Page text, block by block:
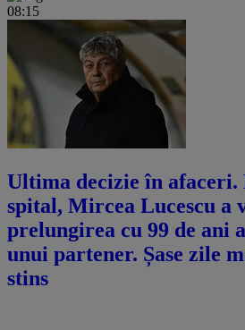
08:15
Ultima decizie în afaceri.
spital, Mircea Lucescu a
prelungirea cu 99 de ani
unui partener. Șase zile
stins